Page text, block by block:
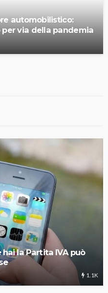
automobilistico:
per via della pandemia
la Partita IVA può
1.1K